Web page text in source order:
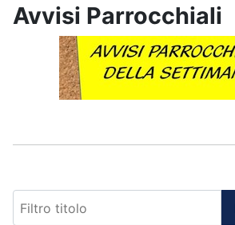
Avvisi Parrocchiali